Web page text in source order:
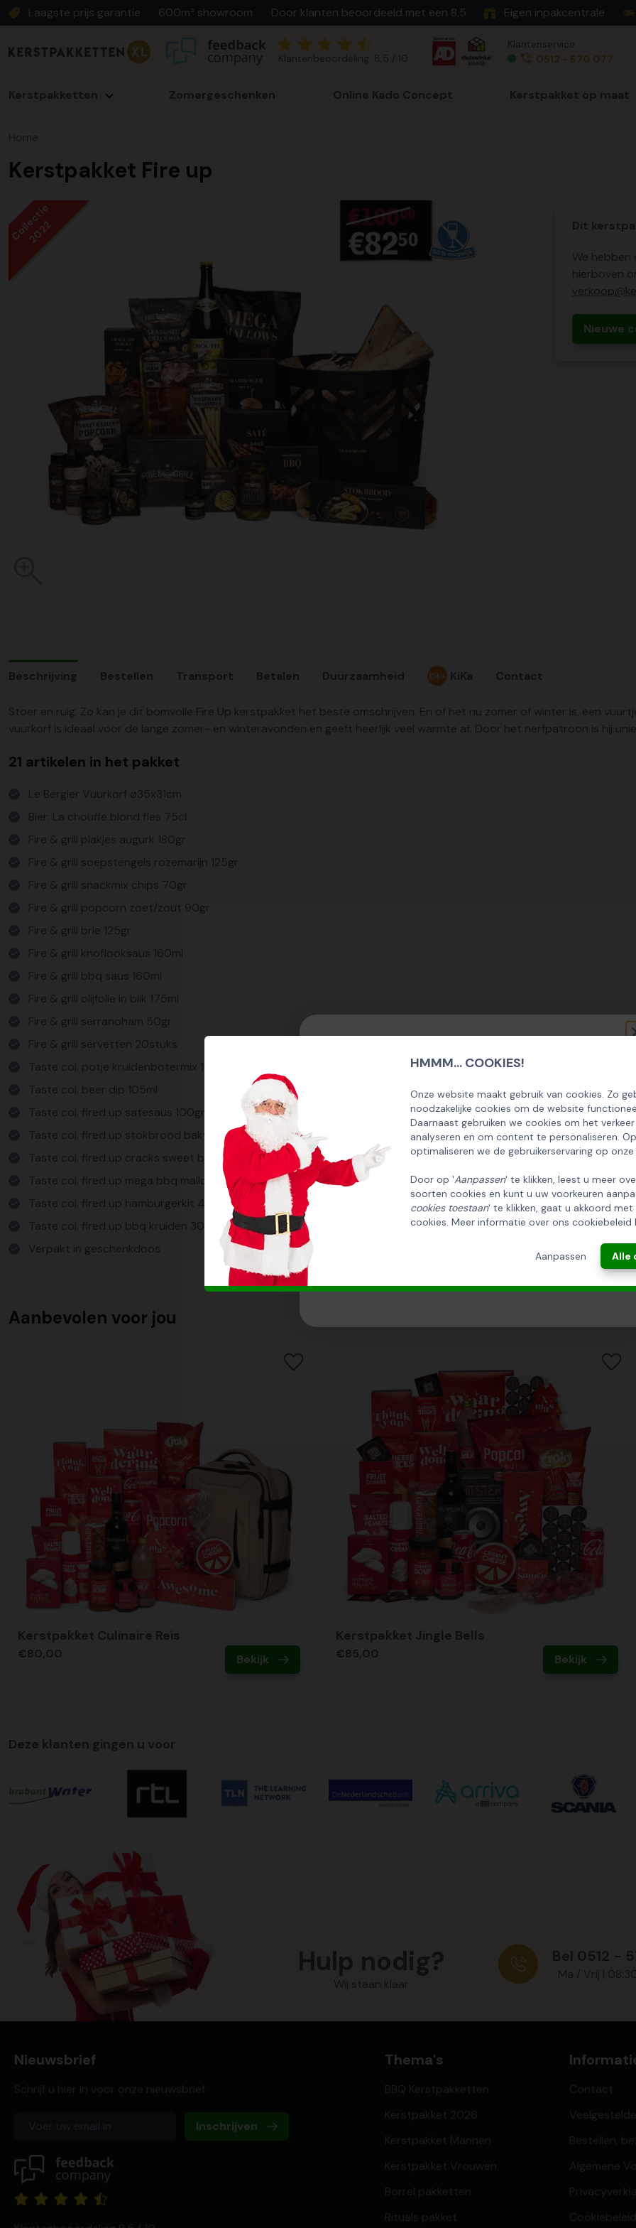
HMMM... COOKIES!
Onze website maakt gebruik van cookies. Zo
noodzakelijke cookies om de website
Daarnaast gebruiken we cookies om het
analyseren en om content te personaliseren.
optimaliseren we de gebruikerservaring op onze
Door op 'Aanpassen' te klikken, leest u meer
soorten cookies en kunt u uw voorkeuren
cookies toestaan' te klikken, gaat u akkoord
cookies. Meer informatie over ons cookiebeleid
Aanpassen Alle
Laagste prijs garantie 600m² showroom Door klanten beoordeeld met een 8,5 Eigen inpakcentrale
Klantenbeoordeling: 8,5 / 10
Klantenservice
0512 - 570 077
Kerstpakketten Zomergeschenken Online Kado Concept Kerstpakket op maat
Kerstpakket Fire up
Collectie
2022 Dit
We
hierboven
Nieuwe
Beschrijving Bestellen Transport Betalen Duurzaamheid KiKa Contact
Stoer en ruig. Zo kan je dit bomvolle Fire Up kerstpakket het beste omschrijven. En of het nu zomer of winter is, een
vuurkorf is ideaal voor de lange zomer- en winteravonden en geeft heerlijk veel warmte af. Door het nerfpatroon is hij
21 artikelen in het pakket
Le Bergier Vuurkorf ø35x31cm
Bier: La chouffe blond fles 75cl
Fire & grill plakjes augurk 180gr
Fire & grill soepstengels rozemarijn 125gr
Fire & grill snackmix chips 70gr
Fire & grill popcorn zoet/zout 90gr
Fire & grill brie 125gr
Fire & grill knoflooksaus 160ml
Fire & grill bbq saus 160ml
Fire & grill olijfolie in blik 175ml
Fire & grill serranoham 50gr
Fire & grill servetten 20stuks
Taste col. potje kruidenbotermix 10gr
Taste col. beer dip 105ml
Taste col. fired up satesaus 100gr
Taste col. fired up stokbrood bakvorm 200gr
Taste col. fired up cracks sweet bbq 80gr
Taste col. fired up mega bbq mallows 375gr
Taste col. fired up hamburgerkit 40+60gr
Taste col. fired up bbq kruiden 30gr
Verpakt in geschenkdoos
Aanbevolen voor jou
Kerstpakket Culinaire Reis
€80,00 Bekijk
Kerstpakket Jingle Bells
€85,00 Bekijk
Deze klanten gingen u voor
Hulp nodig?
Wij staan klaar
Bel 0512 -
Ma / Vrij |
Nieuwsbrief
Schrijf u hier in voor onze nieuwsbrief
Inschrijven
Thema's
BBQ Kerstpakketten
Kerstpakket 2026
Kerstpakket Mannen
Kerstpakket Vrouwen
Borrel pakketten
Rituals pakket
Contact
Bestellen,
Algemene
EN ONTVANG 5% KORTING OP DE
HUISCOLLECTIE KERSTPAKKETTEN
Email
INSCHRIJVEN!